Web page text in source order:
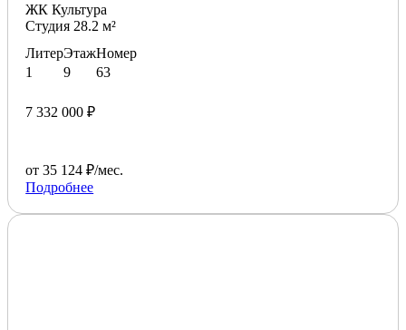
ЖК Культура
Студия 28.2 м²
Литер
1
Этаж
9
Номер
63
7 332 000 ₽
от 35 124 ₽/мес.
Подробнее